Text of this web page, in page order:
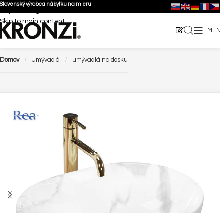
Skip to main content
Slovenský výrobca nábytku na mieru
Domov Umývadlá umývadlá na dosku